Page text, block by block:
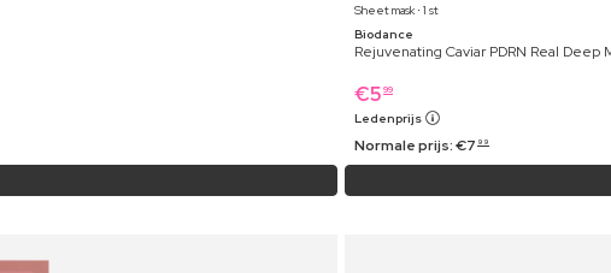
Sheet mask ⋅ 1 st
Biodance
Rejuvenating Caviar PDRN Real Deep
€5 99
Ledenprijs
Normale prijs:€7 99